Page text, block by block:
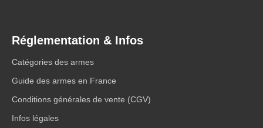
Réglementation & Infos
Catégories des armes
Guide des armes en France
Conditions générales de vente (CGV)
Infos légales